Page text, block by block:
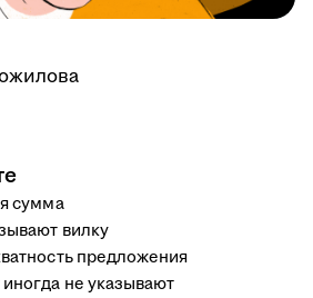
сумма
вилку
предложения
не указывают